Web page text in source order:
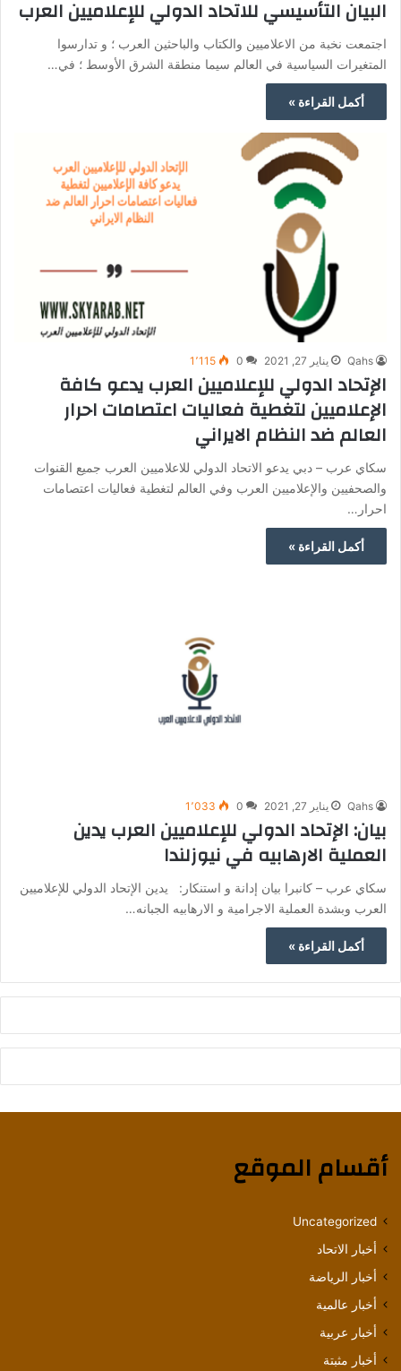
البيان التأسيسي للاتحاد الدولي للإعلاميين العرب
اجتمعت نخبة من الاعلاميين والكتاب والباحثين العرب ؛ و تدارسوا
المتغيرات السياسية في العالم سيما منطقة الشرق الأوسط ؛ في…
أكمل القراءة »
Qahs يناير 27, 2021 0 1٬115
الإتحاد الدولي للإعلاميين العرب يدعو كافة
الإعلاميين لتغطية فعاليات اعتصامات احرار
العالم ضد النظام الايراني
سكاي عرب – دبي يدعو الاتحاد الدولي للاعلاميين العرب جميع القنوات
والصحفيين والإعلاميين العرب وفي العالم لتغطية فعاليات اعتصامات
احرار…
أكمل القراءة »
Qahs يناير 27, 2021 0 1٬033
بيان: الإتحاد الدولي للإعلاميين العرب يدين
العملية الارهابيه في نيوزلندا
سكاي عرب – كانبرا بيان إدانة و استنكار: يدين الإتحاد الدولي للإعلاميين
العرب وبشدة العملية الاجرامية و الارهابيه الجبانه…
أكمل القراءة »
أقسام الموقع
Uncategorized
أخبار الاتحاد
أخبار الرياضة
أخبار عالمية
أخبار عربية
أخبار مثبتة